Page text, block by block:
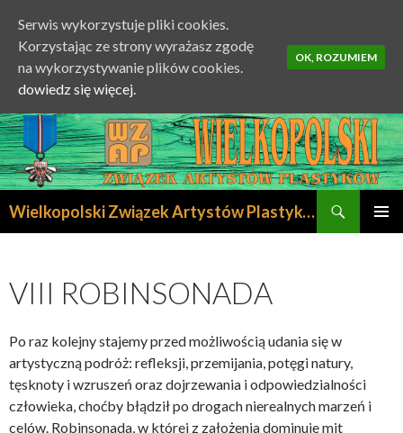
Wielkopolski Związek Artystów Plastyków
VIII ROBINSONADA
Po raz kolejny stajemy przed możliwością udania się w
artystyczną podróż: refleksji, przemijania, potęgi natury,
tęsknoty i wzruszeń oraz dojrzewania i odpowiedzialności
człowieka, choćby błądził po drogach nierealnych marzeń i
celów. Robinsonada, w której z założenia dominuje mit
Serwis wykorzystuje pliki cookies.
Korzystając ze strony wyrażasz zgodę
na wykorzystywanie plików cookies.
dowiedz się więcej.
OK, ROZUMIEM